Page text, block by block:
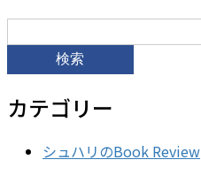
索:
カテゴリー
シュハリのBook Review